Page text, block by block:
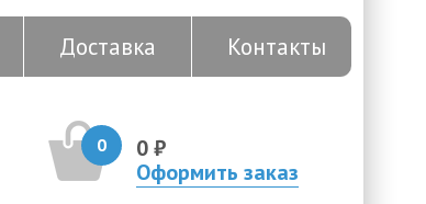
Доставка Контакты
0
0 ₽
Оформить заказ